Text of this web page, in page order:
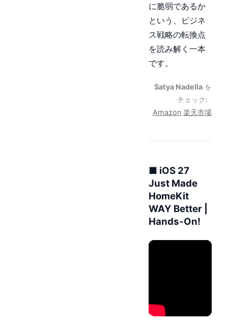
に脆弱であるか
という、ビジネ
ス戦略の転換点
を読み解く一本
です。
Satya Nadella を
チェック:
Amazon 楽天市場
■ iOS 27
Just Made
HomeKit
WAY Better |
Hands-On!